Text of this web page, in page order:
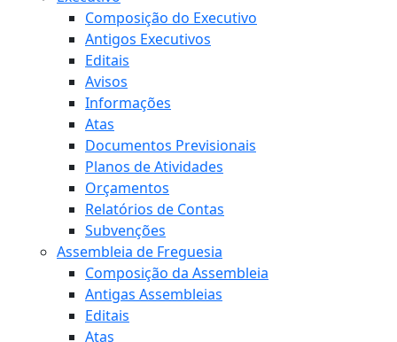
Composição do Executivo
Antigos Executivos
Editais
Avisos
Informações
Atas
Documentos Previsionais
Planos de Atividades
Orçamentos
Relatórios de Contas
Subvenções
Assembleia de Freguesia
Composição da Assembleia
Antigas Assembleias
Editais
Atas